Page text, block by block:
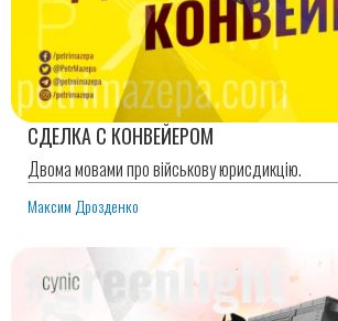
СДЕЛКА С КОНВЕЙЕРОМ
Двома мовами про військову юрисдикцію.
Максим Дрозденко